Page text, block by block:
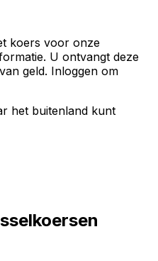
koers voor onze
U ontvangt deze
geld. Inloggen om
het buitenland kunt